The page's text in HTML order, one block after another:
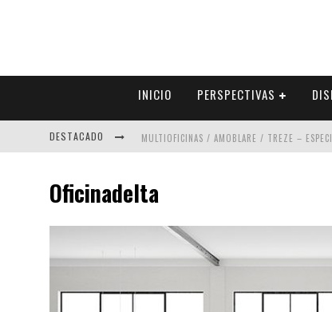
INICIO PERSPECTIVAS
DESTACADO MULTIOFICINAS / AMOBLARE / TREZE –
COLINEAL – ESPECIAL INTERIORISMO &
ADRIANA HOYOS DESIGN STUDIO –
Oficinadelta